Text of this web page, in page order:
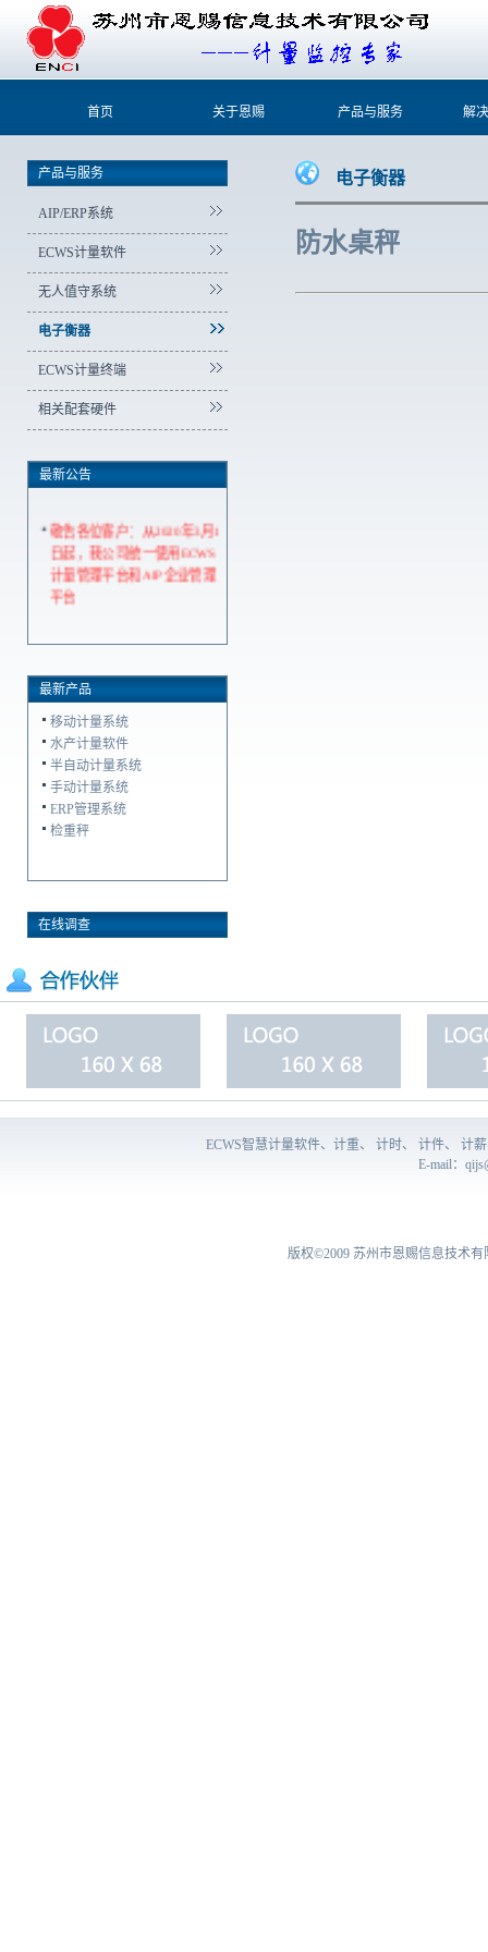
首页 关于恩赐 产品与服务 解
产品与服务
AIP/ERP系统
ECWS计量软件
无人值守系统
电子衡器
ECWS计量终端
相关配套硬件
最新公告
敬告各位客户：从2020年3月1
日起，我公司统一使用ECWS
计量管理平台和AIP企业管理
平台
最新产品
移动计量系统
水产计量软件
半自动计量系统
手动计量系统
ERP管理系统
检重秤
在线调查
电子衡器
防水桌秤
ECWS智慧计量软件、计重、 计时、 计件、 计
E-mail：
版权©2009 苏州市恩赐信息技术有